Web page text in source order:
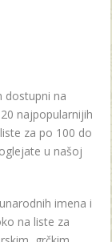
dostupni na
najpopularnijih
za po 100 do
u našoj
imena i
na liste za